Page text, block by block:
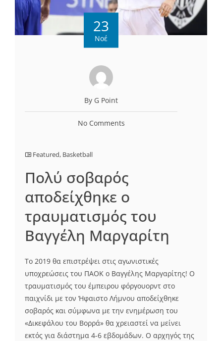
23
Νοέ
By G Point
No Comments
Featured, Basketball
Πολύ σοβαρός
αποδείχθηκε ο
τραυματισμός του
Βαγγέλη Μαργαρίτη
Το 2019 θα επιστρέψει στις αγωνιστικές
υποχρεώσεις του ΠΑΟΚ ο Βαγγέλης Μαργαρίτης! Ο
τραυματισμός του έμπειρου φόργουορντ στο
παιχνίδι με τον Ήφαιστο Λήμνου αποδείχθηκε
σοβαρός και σύμφωνα με την ενημέρωση του
«Δικεφάλου του Βορρά» θα χρειαστεί να μείνει
εκτός για διάστημα 4-6 εβδομάδων. Ο αρχηγός της